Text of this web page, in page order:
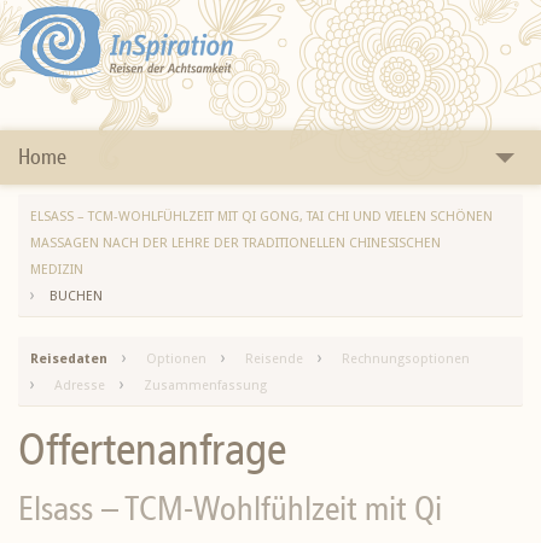
Home
Yogareisen
Ferienwochen
Ayurveda
Themen
ELSASS – TCM-WOHLFÜHLZEIT MIT QI GONG, TAI CHI UND VIELEN SCHÖNEN
MASSAGEN NACH DER LEHRE DER TRADITIONELLEN CHINESISCHEN
MEDIZIN
BUCHEN
Reisedaten Optionen Reisende
Rechnungsoptionen
Adresse
Zusammenfassung
Offertenanfrage
Elsass – TCM-Wohlfühlzeit mit Qi